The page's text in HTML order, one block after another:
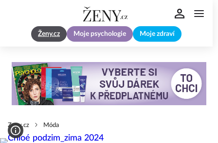
Ženy.cz Moje psychologie Moje zdraví
Zeny.cz Móda